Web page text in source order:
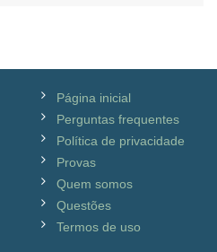
Página inicial
Perguntas frequentes
Política de privacidade
Provas
Quem somos
Questões
Termos de uso